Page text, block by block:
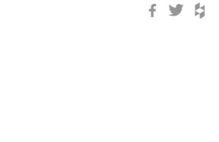
Facebook
Twitter